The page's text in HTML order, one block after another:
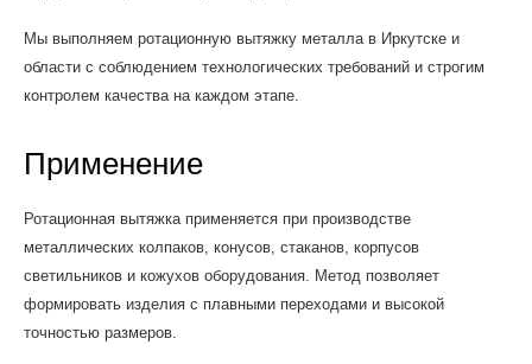
Мы выполняем ротационную вытяжку металла в Иркутске и
области с соблюдением технологических требований и строгим
контролем качества на каждом этапе.
Применение
Ротационная вытяжка применяется при производстве
металлических колпаков, конусов, стаканов, корпусов
светильников и кожухов оборудования. Метод позволяет
формировать изделия с плавными переходами и высокой
точностью размеров.